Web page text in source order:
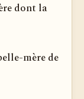
dont la
mère de